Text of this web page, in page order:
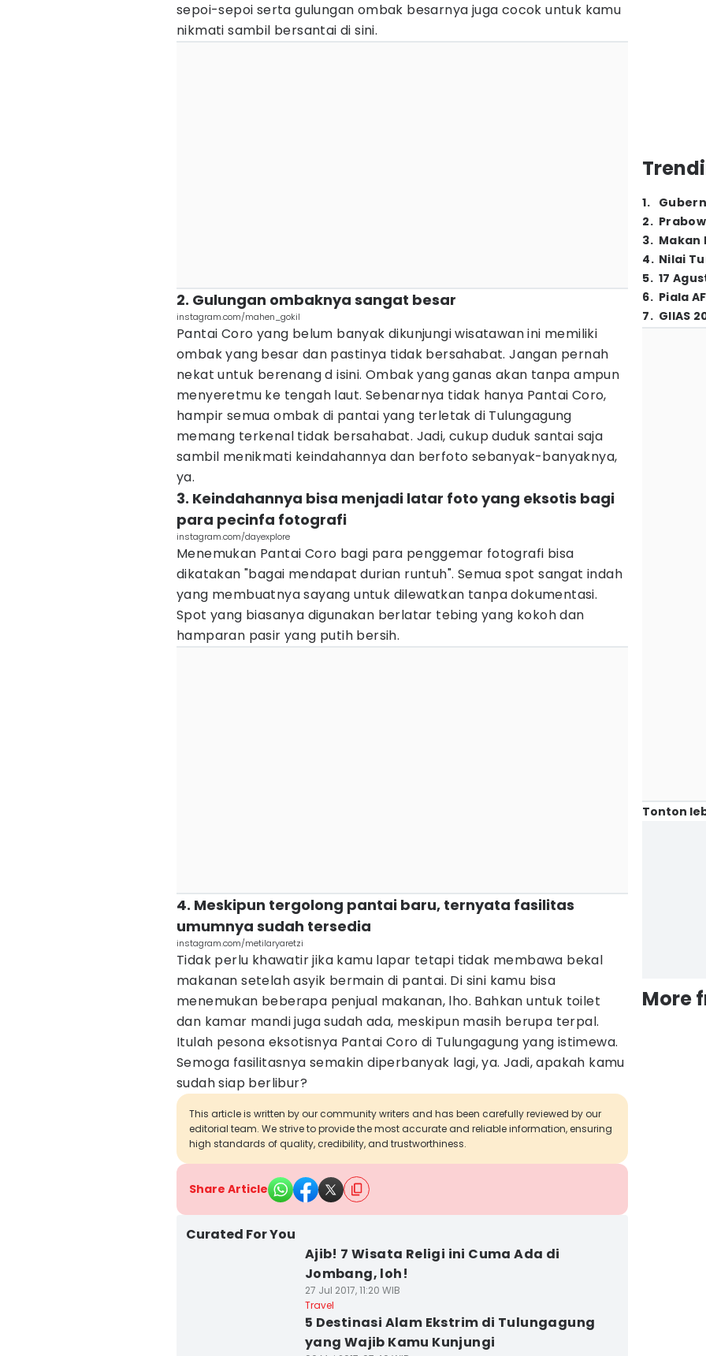
sepoi-sepoi serta gulungan ombak besarnya juga cocok untuk kamu
nikmati sambil bersantai di sini.
2. Gulungan ombaknya sangat besar
instagram.com/mahen_gokil
Pantai Coro yang belum banyak dikunjungi wisatawan ini memiliki
ombak yang besar dan pastinya tidak bersahabat. Jangan pernah
nekat untuk berenang d isini. Ombak yang ganas akan tanpa ampun
menyeretmu ke tengah laut. Sebenarnya tidak hanya Pantai Coro,
hampir semua ombak di pantai yang terletak di Tulungagung
memang terkenal tidak bersahabat. Jadi, cukup duduk santai saja
sambil menikmati keindahannya dan berfoto sebanyak-banyaknya,
ya.
3. Keindahannya bisa menjadi latar foto yang eksotis bagi
para pecinfa fotografi
instagram.com/dayexplore
Menemukan Pantai Coro bagi para penggemar fotografi bisa
dikatakan "bagai mendapat durian runtuh". Semua spot sangat indah
yang membuatnya sayang untuk dilewatkan tanpa dokumentasi.
Spot yang biasanya digunakan berlatar tebing yang kokoh dan
hamparan pasir yang putih bersih.
4. Meskipun tergolong pantai baru, ternyata fasilitas
umumnya sudah tersedia
instagram.com/metilaryaretzi
Tidak perlu khawatir jika kamu lapar tetapi tidak membawa bekal
makanan setelah asyik bermain di pantai. Di sini kamu bisa
menemukan beberapa penjual makanan, lho. Bahkan untuk toilet
dan kamar mandi juga sudah ada, meskipun masih berupa terpal.
Itulah pesona eksotisnya Pantai Coro di Tulungagung yang istimewa.
Semoga fasilitasnya semakin diperbanyak lagi, ya. Jadi, apakah kamu
sudah siap berlibur?
This article is written by our community writers and has been carefully reviewed by our
editorial team. We strive to provide the most accurate and reliable information, ensuring
high standards of quality, credibility, and trustworthiness.
Share Article
Curated For You
Ajib! 7 Wisata Religi ini Cuma Ada di
Jombang, loh!
27 Jul 2017, 11:20 WIB
Travel
5 Destinasi Alam Ekstrim di Tulungagung
yang Wajib Kamu Kunjungi
1.
2.
3. Makan
4. Nilai
5. 17
6. Piala
7. GIIAS
Tonton
More